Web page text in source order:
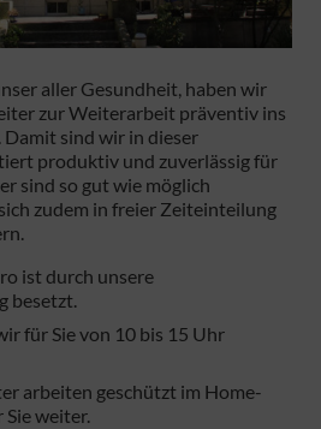
aller Gesundheit, haben wir
zur Weiterarbeit präventiv ins
sind wir in dieser
produktiv und zuverlässig für
sind so gut wie möglich
zudem in freier Zeiteinteilung
ist durch unsere
besetzt.
für Sie von 10 bis 15 Uhr
arbeiten geschützt im Home-
weiter.